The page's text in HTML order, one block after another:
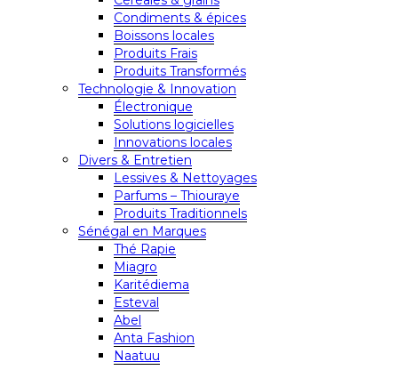
Condiments & épices
Boissons locales
Produits Frais
Produits Transformés
Technologie & Innovation
Électronique
Solutions logicielles
Innovations locales
Divers & Entretien
Lessives & Nettoyages
Parfums – Thiouraye
Produits Traditionnels
Sénégal en Marques
Thé Rapie
Miagro
Karitédiema
Esteval
Abel
Anta Fashion
Naatuu